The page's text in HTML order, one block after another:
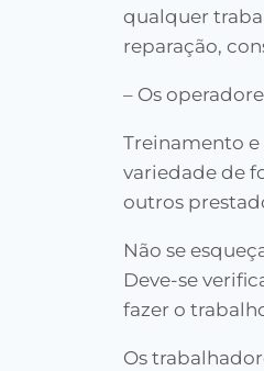
qualquer
reparação,
– Os
Treinamento
variedade de
outros
Não se
Deve-se
fazer o
Os